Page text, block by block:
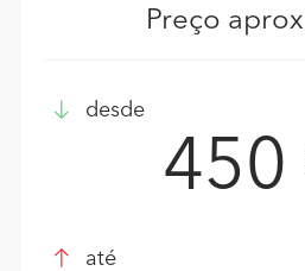
Preço
desde
450
até